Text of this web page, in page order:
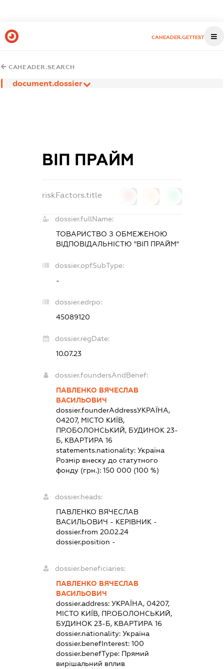
CAHEADER.GETTEST
CAHEADER.SEARCH
document.dossier
ВІП ПРАЙМ
riskFactors.title
dossier.fullName:
ТОВАРИСТВО З ОБМЕЖЕНОЮ
ВІДПОВІДАЛЬНІСТЮ "ВІП ПРАЙМ"
dossier.opfSubType:
-
dossier.edrpo:
45089120
dossier.regDate:
10.07.23
dossier.foundersAndBenef:
ПАВЛЕНКО ВЯЧЕСЛАВ
ВАСИЛЬОВИЧ
dossier.founderAddressУКРАЇНА,
04207, МІСТО КИЇВ,
ПР.ОБОЛОНСЬКИЙ, БУДИНОК 23-
Б, КВАРТИРА 16
statements.nationality: Україна
Розмір внеску до статутного
фонду (грн.): 150 000 (100 %)
dossier.heads:
ПАВЛЕНКО ВЯЧЕСЛАВ
ВАСИЛЬОВИЧ - КЕРІВНИК-
dossier.from 20.02.24
dossier.position -
dossier.beneficiaries:
ПАВЛЕНКО ВЯЧЕСЛАВ
ВАСИЛЬОВИЧ
dossier.address: УКРАЇНА, 04207,
МІСТО КИЇВ, ПР.ОБОЛОНСЬКИЙ,
БУДИНОК 23-Б, КВАРТИРА 16
dossier.nationality: Україна
dossier.benefInterest: 100
dossier.benefType: Прямий
вирішальний вплив